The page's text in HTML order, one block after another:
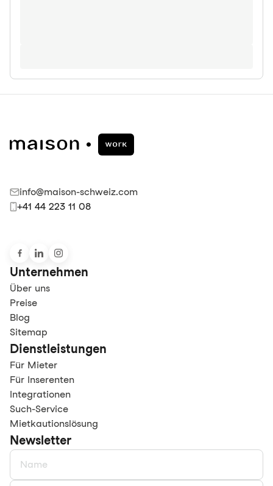
info@maison-schweiz.com
+41 44 223 11 08
Unternehmen
Über uns
Preise
Blog
Sitemap
Dienstleistungen
Für Mieter
Für Inserenten
Integrationen
Such-Service
Mietkautionslösung
Newsletter